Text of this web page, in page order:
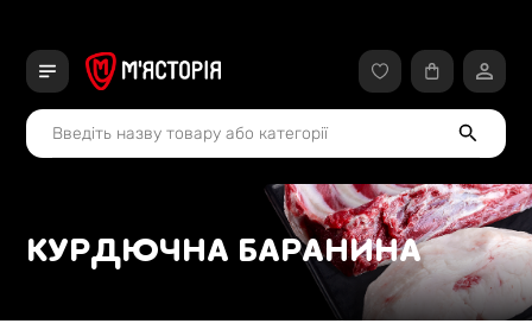
КУРДЮЧНА БАРАНИНА